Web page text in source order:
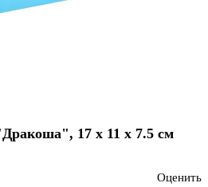
17 х 11 х 7.5 см
Оценить